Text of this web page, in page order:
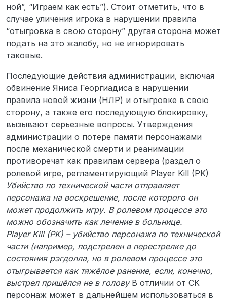
ной”, “Играем как есть”). Стоит отметить, что в
случае уличения игрока в нарушении правила
“отыгровка в свою сторону” другая сторона может
подать на это жалобу, но не игнорировать
таковые.
Последующие действия администрации, включая
обвинение Яниса Георгиадиса в нарушении
правила новой жизни (НЛР) и отыгровке в свою
сторону, а также его последующую блокировку,
вызывают серьезные вопросы. Утверждения
администрации о потере памяти персонажами
после механической смерти и реанимации
противоречат как правилам сервера (раздел о
ролевой игре, регламентирующий Player Kill (PK)
Убийство по технической части отправляет
персонажа на воскрешение, после которого он
может продолжить игру. В ролевом процессе это
можно обозначить как лечение в больнице.
Player Kill (PK) – убийство персонажа по технической
части (например, подстрелен в перестрелке до
состояния рэгдолла, но в ролевом процессе это
отыгрывается как тяжёлое ранение, если, конечно,
выстрел пришёлся не в головуВ отличии от CK
персонаж может в дальнейшем использоваться в